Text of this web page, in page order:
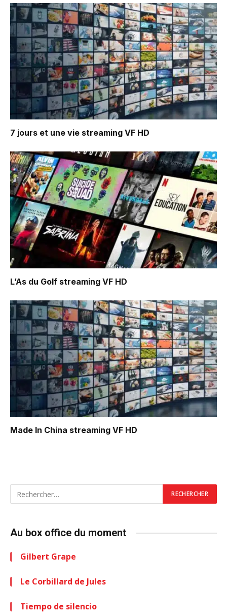
7 jours et une vie streaming VF HD
L’As du Golf streaming VF HD
Made In China streaming VF HD
Au box office du moment
Gilbert Grape
Le Corbillard de Jules
Tiempo de silencio